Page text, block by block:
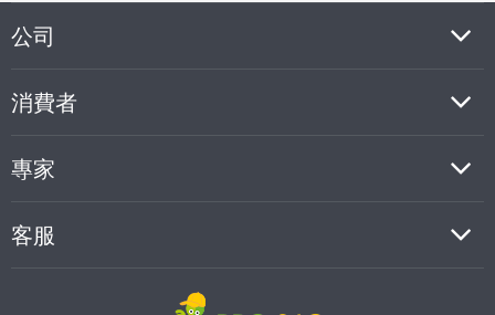
公司
消費者
專家
客服